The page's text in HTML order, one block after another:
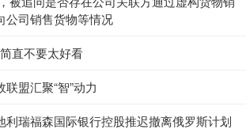
公司销售货物等情况
直不要太好看
盟汇聚“智”动力
利瑞福森国际银行控股推迟撤离俄罗斯计划